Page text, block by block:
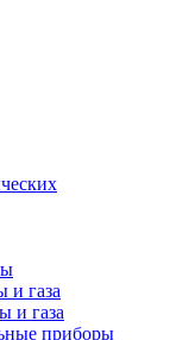
и газа
и газа
приборы